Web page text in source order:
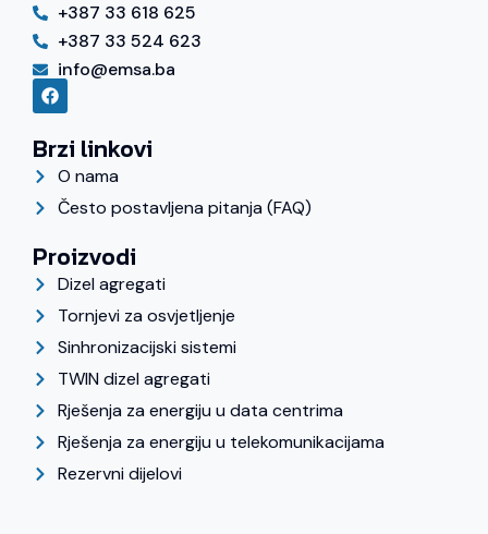
+387 33 618 625
+387 33 524 623
info@emsa.ba
Brzi linkovi
O nama
Često postavljena pitanja (FAQ)
Proizvodi
Dizel agregati
Tornjevi za osvjetljenje
Sinhronizacijski sistemi
TWIN dizel agregati
Rješenja za energiju u data centrima
Rješenja za energiju u telekomunikacijama
Rezervni dijelovi